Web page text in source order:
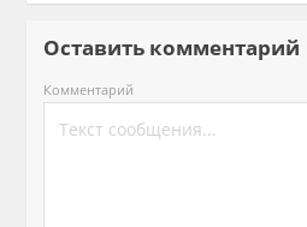
Оставить комментарий
Комментарий